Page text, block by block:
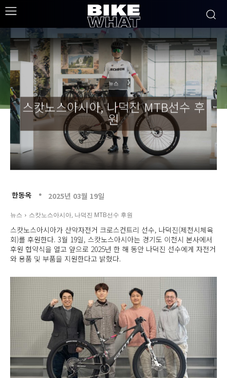
뉴스
스캇노스아시아, 나덕진 MTB선수 후
원
한동옥 2025년 03월 19일
뉴스 스캇노스아시아, 나덕진 MTB선수 후원
스캇노스아시아가 산악자전거 크로스컨트리 선수, 나덕진(제천시체육
회)를 후원한다. 3월 19일, 스캇노스아시아는 경기도 이천시 본사에서
후원 협약식을 열고 앞으로 2025년 한 해 동안 나덕진 선수에게 자전거
와 용품 및 부품을 지원한다고 밝혔다.